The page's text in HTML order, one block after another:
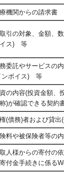
機関からの請求書
引の対象、金額、
ス) 等
委託やサービスの
ンボイス) 等
の内容(投資金額、
)が確認できる契
(債務)者および貸
料や被保険者等の
人様からの寄付の
付金手続きに係る